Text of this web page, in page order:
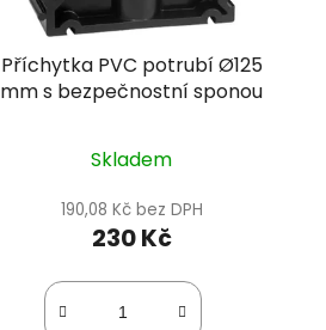
Příchytka PVC potrubí Ø125
mm s bezpečnostní sponou
Skladem
190,08 Kč bez DPH
230 Kč